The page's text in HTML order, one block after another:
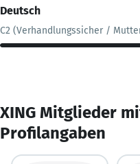
Deutsch
C2 (Verhandlungssicher /
XING Mitglieder
Profilangaben